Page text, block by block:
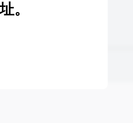
。